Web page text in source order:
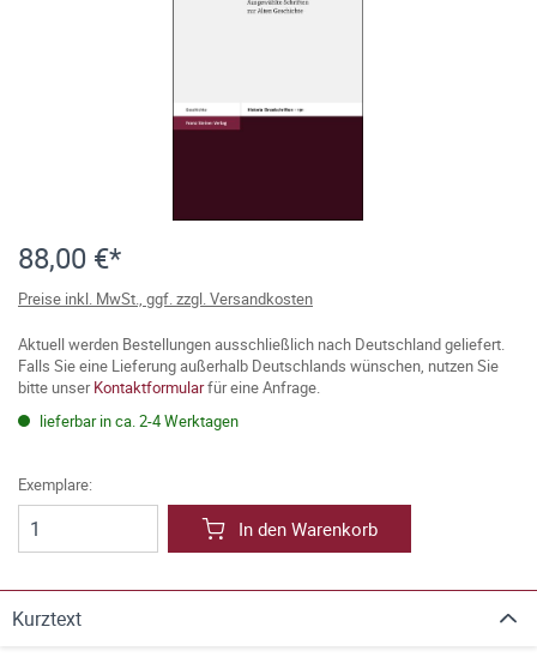
88,00 €*
Preise inkl. MwSt., ggf. zzgl. Versandkosten
Aktuell werden Bestellungen ausschließlich nach Deutschland geliefert.
Falls Sie eine Lieferung außerhalb Deutschlands wünschen, nutzen Sie
bitte unserKontaktformularfür eine Anfrage.
lieferbar in ca. 2-4 Werktagen
Exemplare:
In den Warenkorb
Kurztext